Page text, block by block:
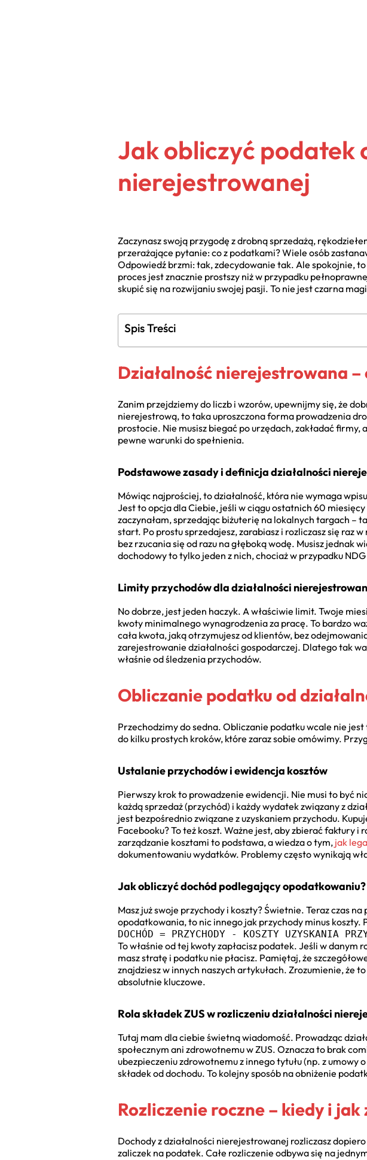
Jak obliczyć podatek
nierejestrowanej
Zaczynasz swoją przygodę z drobną sprzedażą,
przerażające pytanie: co z podatkami? Wiele osób
Odpowiedź brzmi: tak, zdecydowanie tak. Ale spokojnie,
proces jest znacznie prostszy niż w przypadku
skupić się na rozwijaniu swojej pasji. To nie jest czarna
Spis Treści
Działalność nierejestrowana
Zanim przejdziemy do liczb i wzorów, upewnijmy się, że
nierejestrową, to taka uproszczona forma prowadzenia
prostocie. Nie musisz biegać po urzędach, zakładać
pewne warunki do spełnienia.
Podstawowe zasady i definicja działalności
Mówiąc najprościej, to działalność, która nie wymaga
Jest to opcja dla Ciebie, jeśli w ciągu ostatnich 60
zaczynałam, sprzedając biżuterię na lokalnych targach –
start. Po prostu sprzedajesz, zarabiasz i rozliczasz się raz
bez rzucania się od razu na głęboką wodę. Musisz jednak
dochodowy to tylko jeden z nich, chociaż w przypadku
Limity przychodów dla działalności
No dobrze, jest jeden haczyk. A właściwie limit. Twoje
kwoty minimalnego wynagrodzenia za pracę. To bardzo
cała kwota, jaką otrzymujesz od klientów, bez
zarejestrowanie działalności gospodarczej. Dlatego tak
właśnie od śledzenia przychodów.
Obliczanie podatku od
Przechodzimy do sedna. Obliczanie podatku wcale nie
do kilku prostych kroków, które zaraz sobie omówimy.
Ustalanie przychodów i ewidencja kosztów
Pierwszy krok to prowadzenie ewidencji. Nie musi to być
każdą sprzedaż (przychód) i każdy wydatek związany z
jest bezpośrednio związane z uzyskaniem przychodu.
Facebooku? To też koszt. Ważne jest, aby zbierać faktury
zarządzanie kosztami to podstawa, a wiedza o tym, jak
dokumentowaniu wydatków. Problemy często wynikają
Jak obliczyć dochód podlegający opodatkowaniu?
Masz już swoje przychody i koszty? Świetnie. Teraz czas
opodatkowania, to nic innego jak przychody minus koszty.
DOCHÓD = PRZYCHODY - KOSZTY UZYSKANIA
To właśnie od tej kwoty zapłacisz podatek. Jeśli w danym
masz stratę i podatku nie płacisz. Pamiętaj, że
znajdziesz w innych naszych artykułach. Zrozumienie, że
absolutnie kluczowe.
Rola składek ZUS w rozliczeniu działalności
Tutaj mam dla ciebie świetną wiadomość. Prowadząc
społecznym ani zdrowotnemu w ZUS. Oznacza to brak
ubezpieczeniu zdrowotnemu z innego tytułu (np. z umowy
składek od dochodu. To kolejny sposób na obniżenie
Rozliczenie roczne – kiedy i jak
Dochody z działalności nierejestrowanej rozliczasz
zaliczek na podatek. Całe rozliczenie odbywa się na